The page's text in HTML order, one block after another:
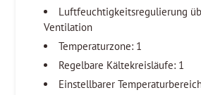
Luftfeuchtigkeitsregulierung
Ventilation
Temperaturzone: 1
Regelbare Kältekreisläufe: 1
Einstellbarer